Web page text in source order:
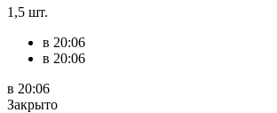
1,5 шт.
в 20:06
в 20:06
в 20:06
Закрыто